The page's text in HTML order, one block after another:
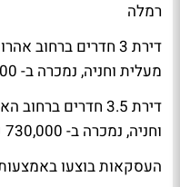
רמלה
מעלית וחניה, נמכרה ב- 665,000 שקל.
וחניה, נמכרה ב- 730,000 שקל.
העסקאות בוצעו